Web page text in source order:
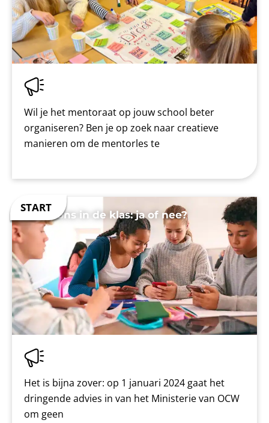
Wil je het mentoraat op jouw school beter
organiseren? Ben je op zoek naar creatieve
manieren om de mentorles te
Telefoons in de klas: ja of nee?
Het is bijna zover: op 1 januari 2024 gaat het
dringende advies in van het Ministerie van OCW
om geen